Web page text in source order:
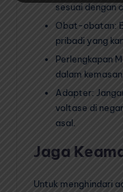
sesuai dengan
Obat-obatan:
pribadi yang
Perlengkapan
dalam
Adapter:
voltase di
asal.
Jaga
Untuk menghindari